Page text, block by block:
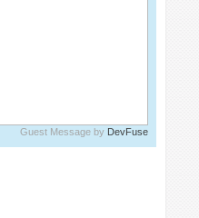
Guest Message by DevFuse